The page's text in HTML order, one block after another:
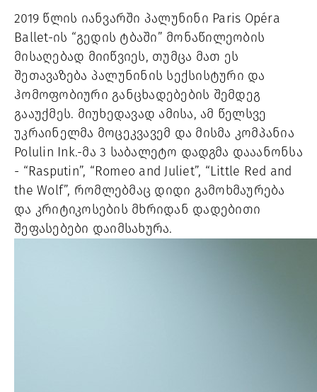
2019 წლის იანვარში პალუნინი Paris Opéra
Ballet-ის “გედის ტბაში” მონაწილეობის
მისაღებად მიიწვიეს, თუმცა მათ ეს
შეთავაზება პალუნინის სექსისტური და
ჰომოფობიური განცხადებების შემდეგ
გააუქმეს. მიუხედავად ამისა, ამ წელსვე
უკრაინელმა მოცეკვავემ და მისმა კომპანია
Polulin Ink.-მა 3 საბალეტო დადგმა დააანონსა
- “Rasputin”, “Romeo and Juliet”, “Little Red and
the Wolf”, რომლებმაც დიდი გამოხმაურება
და კრიტიკოსების მხრიდან დადებითი
შეფასებები დაიმსახურა.